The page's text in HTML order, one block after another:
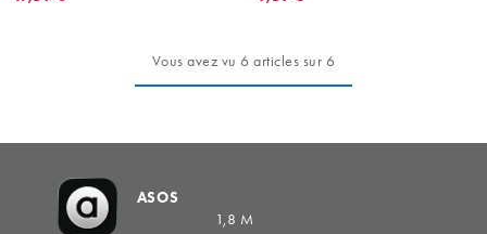
Vous avez vu 6 articles sur 6
ASOS
1,8 M